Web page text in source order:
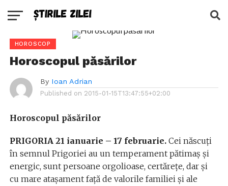
HOROSCOP
Horoscopul păsărilor
By Ioan Adrian
Published on 2015-01-15T13:47:55+02:00
Horoscopul păsărilor
PRIGORIA 21 ianuarie – 17 februarie.Cei născuți
în semnul Prigoriei au un temperament pătimaș și
energic, sunt persoane orgolioase, certărețe, dar și
cu mare atașament față de valorile familiei și ale